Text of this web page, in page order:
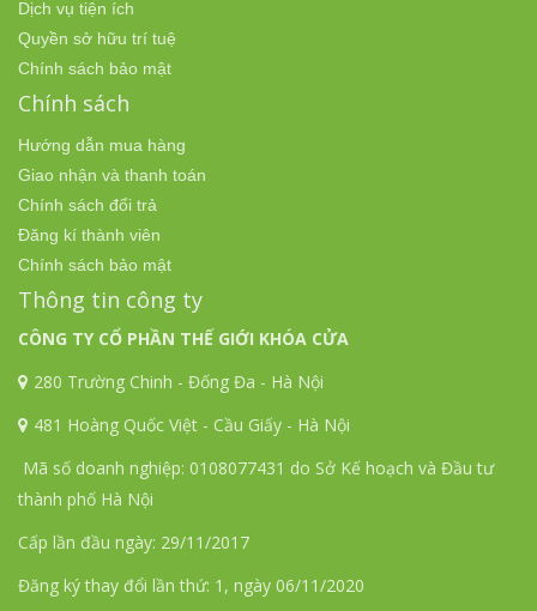
Dịch vụ tiện ích
Quyền sở hữu trí tuệ
Chính sách bảo mật
Chính sách
Hướng dẫn mua hàng
Giao nhận và thanh toán
Chính sách đổi trả
Đăng kí thành viên
Chính sách bảo mật
Thông tin công ty
CÔNG TY CỔ PHẦN THẾ GIỚI KHÓA CỬA
280 Trường Chinh - Đống Đa - Hà Nội
481 Hoàng Quốc Việt - Cầu Giấy - Hà Nội
Mã số doanh nghiệp: 0108077431 do Sở Kế hoạch và Đầu tư
thành phố Hà Nội
Cấp lần đầu ngày: 29/11/2017
Đăng ký thay đổi lần thứ: 1, ngày 06/11/2020